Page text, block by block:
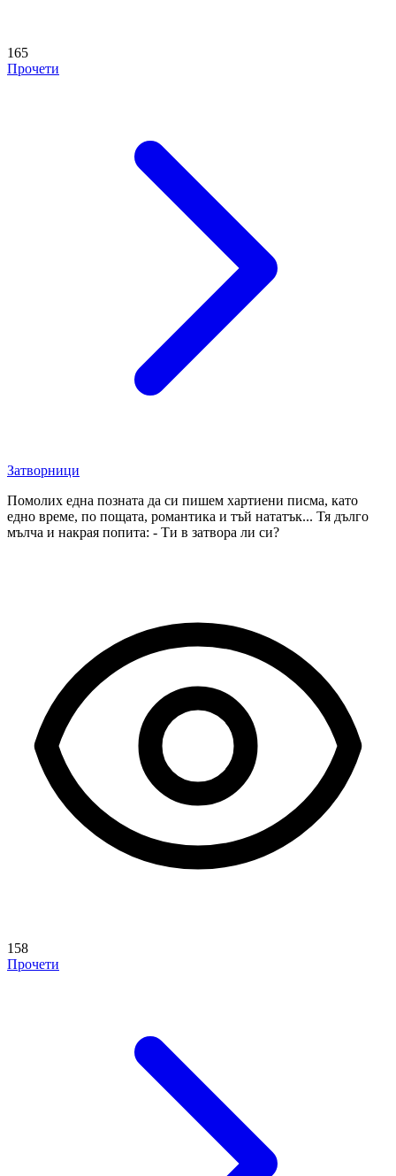
165
Прочети
Затворници
Помолих една позната да си пишем хартиени писма, като
едно време, по пощата, романтика и тъй нататък... Тя дълго
мълча и накрая попита: - Ти в затвора ли си?
158
Прочети